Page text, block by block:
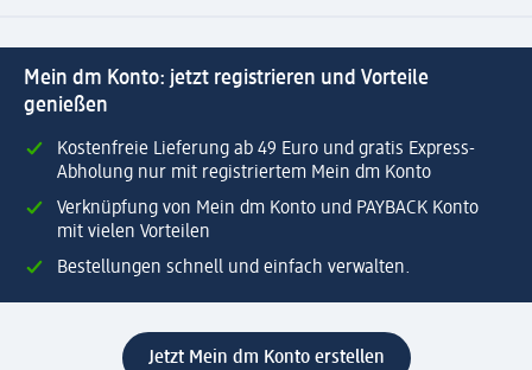
Mein dm Konto: jetzt registrieren und Vorteile
genießen
Kostenfreie Lieferung ab 49 Euro und gratis Express-
Abholung nur mit registriertem Mein dm Konto
Verknüpfung von Mein dm Konto und PAYBACK Konto
mit vielen Vorteilen
Bestellungen schnell und einfach verwalten.
Jetzt Mein dm Konto erstellen